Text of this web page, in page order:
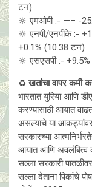
टन)
🔆 एमओपी :- —– -
🔆 एनपी/एनपीके :-
+0.1% (10.38 टन)
🔆 एसएसपी :-
♻️खतांचा वापर कमी
भारतात युरिया आणि
करण्यासाठी आयात
असल्याचे या
सरकारच्या
आयात आणि अवलंबित्व
सल्ला सरकारी
सल्ला देताना पिकांचे